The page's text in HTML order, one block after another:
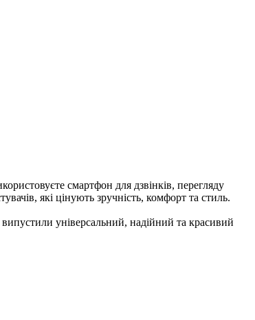
смартфон для дзвінків, перегляду
які цінують зручність, комфорт та стиль.
універсальний, надійний та красивий